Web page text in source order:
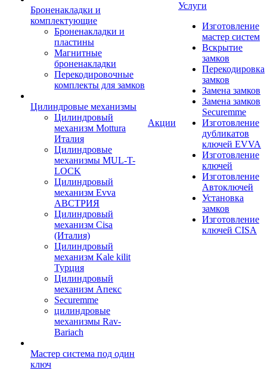
Броненакладки и
комплектующие
Броненакладки и
пластины
Магнитные
броненакладки
Перекодировочные
комплекты для замков
Цилиндровые механизмы
Цилиндровый
механизм Mottura
Италия
Цилиндровые
механизмы MUL-T-
LOCK
Цилиндровый
механизм Evva
АВСТРИЯ
Цилиндровый
механизм Cisa
(Италия)
Цилиндровый
механизм Kale kilit
Турция
Цилиндровый
механизм Апекс
Securemme
цилиндровые
механизмы Rav-
Bariach
Мастер система под один
ключ
Акции
Услуги
Изготовление
мастер систем
Вскрытие
замков
Перекодировка
замков
Замена замков
Замена замков
Securemme
Изготовление
дубликатов
ключей EVVA
Изготовление
ключей
Изготовление
Автоключей
Установка
замков
Изготовление
ключей CISA